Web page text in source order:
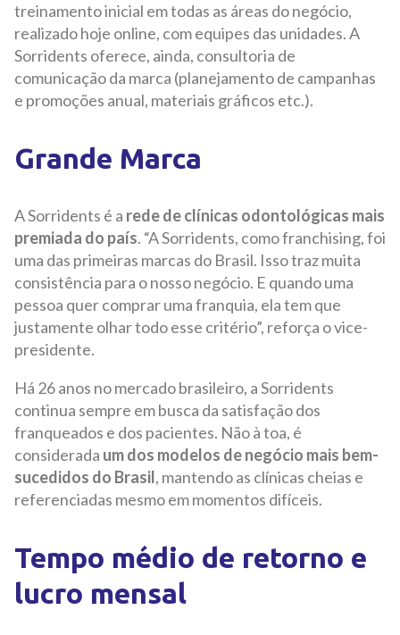
treinamento inicial em todas as áreas do negócio,
realizado hoje online, com equipes das unidades. A
Sorridents oferece, ainda, consultoria de
comunicação da marca (planejamento de campanhas
e promoções anual, materiais gráficos etc.).
Grande Marca
A Sorridents é a rede de clínicas odontológicas mais
premiada do país. “A Sorridents, como franchising, foi
uma das primeiras marcas do Brasil. Isso traz muita
consistência para o nosso negócio. E quando uma
pessoa quer comprar uma franquia, ela tem que
justamente olhar todo esse critério”, reforça o vice-
presidente.
Há 26 anos no mercado brasileiro, a Sorridents
continua sempre em busca da satisfação dos
franqueados e dos pacientes. Não à toa, é
considerada um dos modelos de negócio mais bem-
sucedidos do Brasil, mantendo as clínicas cheias e
referenciadas mesmo em momentos difíceis.
Tempo médio de retorno e
lucro mensal